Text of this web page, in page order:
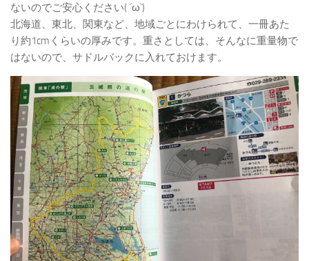
ないのでご安心ください( ´ω`)
北海道、東北、関東など、地域ごとにわけられて、一冊あた
り約1cmくらいの厚みです。重さとしては、そんなに重量物で
はないので、サドルバックに入れておけます。